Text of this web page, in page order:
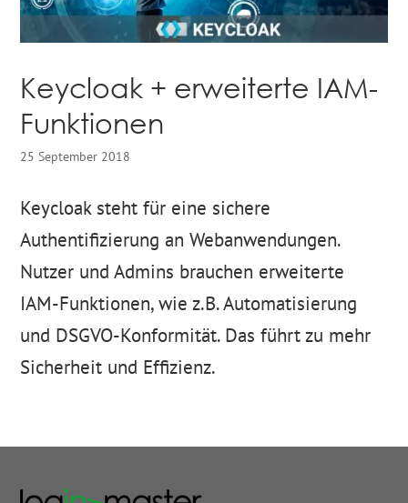
Keycloak + erweiterte IAM-
Funktionen
25 September 2018
Keycloak steht für eine sichere
Authentifizierung an Webanwendungen.
Nutzer und Admins brauchen erweiterte
IAM-Funktionen, wie z.B. Automatisierung
und DSGVO-Konformität. Das führt zu mehr
Sicherheit und Effizienz.